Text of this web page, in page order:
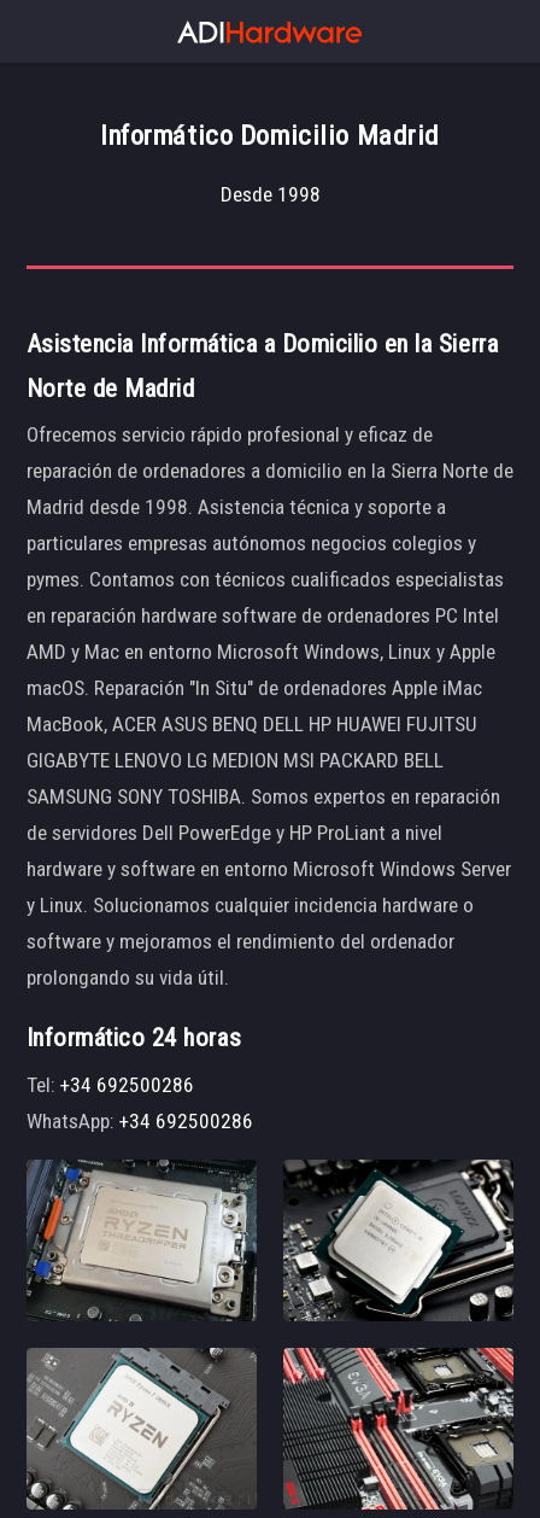
Informático Domicilio Madrid
Desde 1998
Asistencia Informática a Domicilio en la Sierra
Norte de Madrid
Ofrecemos servicio rápido profesional y eficaz de
reparación de ordenadores a domicilio en la Sierra Norte de
Madrid desde 1998. Asistencia técnica y soporte a
particulares empresas autónomos negocios colegios y
pymes. Contamos con técnicos cualificados especialistas
en reparación hardware software de ordenadores PC Intel
AMD y Mac en entorno Microsoft Windows, Linux y Apple
macOS. Reparación "In Situ" de ordenadores Apple iMac
MacBook, ACER ASUS BENQ DELL HP HUAWEI FUJITSU
GIGABYTE LENOVO LG MEDION MSI PACKARD BELL
SAMSUNG SONY TOSHIBA. Somos expertos en reparación
de servidores Dell PowerEdge y HP ProLiant a nivel
hardware y software en entorno Microsoft Windows Server
y Linux. Solucionamos cualquier incidencia hardware o
software y mejoramos el rendimiento del ordenador
prolongando su vida útil.
Informático 24 horas
Tel:+34 692500286
WhatsApp:+34 692500286